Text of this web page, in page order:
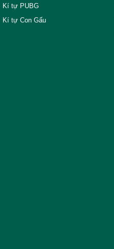
Kí tự PUBG
Kí tự Con Gấu